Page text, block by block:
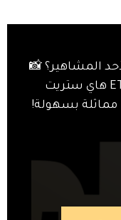
المشاهير؟ 📸
فقط حمّلوا صورة الإطلالة، و ET هاي ستريت
بسهولة!